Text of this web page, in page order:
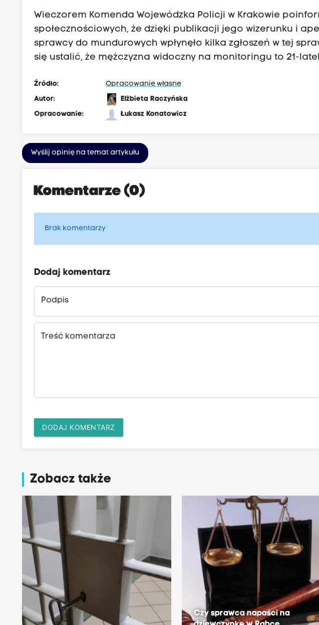
Wieczorem Komenda Wojewódzka Policji w Krakowie
społecznościowych, że dzięki publikacji jego wizerunku i
sprawcy do mundurowych wpłynęło kilka zgłoszeń w tej
się ustalić, że mężczyzna widoczny na monitoringu to 21-
Źródło:
Opracowanie własne
Autor:
Elżbieta Raczyńska
Opracowanie:
Łukasz Konatowicz
Wyślij opinię na temat artykułu
Komentarze (0)
Brak komentarzy
Dodaj komentarz
Podpis
Treść komentarza
DODAJ KOMENTARZ
Zobacz także
Czy sprawca napaści na